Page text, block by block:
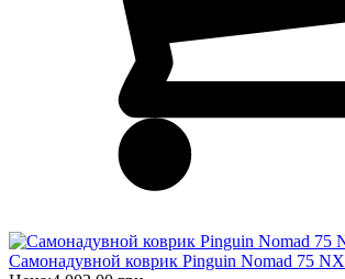
Самонадувной коврик Pinguin Nomad 75 NX